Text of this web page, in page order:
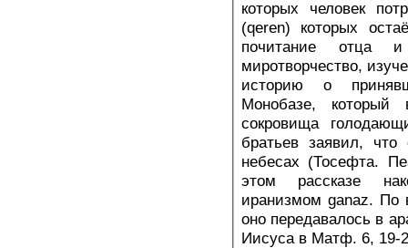
которых человек
(qeren) которых
почитание отца и
миротворчество,
историю о
Монобазе,
сокровища
братьев заявил,
небесах (Тосефта.
этом рассказе
иранизмом ganaz. По
оно передавалось в
Иисуса в Матф. 6, 19-